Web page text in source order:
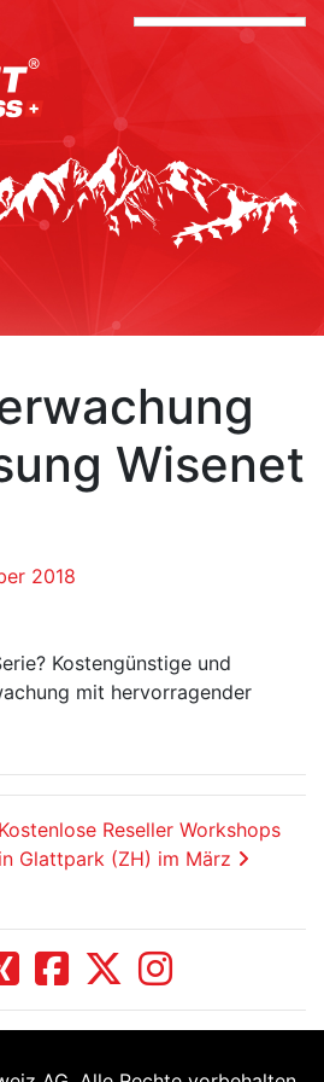
Wisenet
2018
Kostengünstige und
mit hervorragender
Kostenlose Reseller Workshops
in Glattpark (ZH) im März